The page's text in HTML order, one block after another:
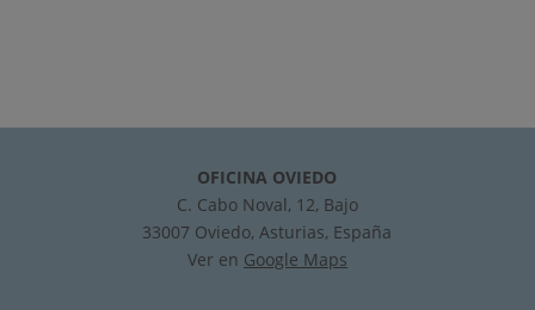
OFICINA OVIEDO
C. Cabo Noval, 12, Bajo
33007 Oviedo, Asturias, España
Ver en Google Maps